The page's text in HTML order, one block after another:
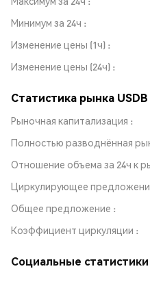
Минимум за 24ч
Изменение цены (1ч)
Изменение цены (24ч)
Статистика рынка USDB
Рыночная капитализация
Полностью разводнённая
Отношение объема за 24ч к
Циркулирующее
Общее предложение
Коэффициент циркуляции
Социальные статистики